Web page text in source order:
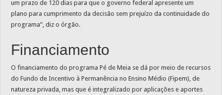
um prazo de 120 dias para que o governo federal apresente um
plano para cumprimento da decisão sem prejuízo da continuidade do
programa”, diz o órgão.
Financiamento
O financiamento do programa Pé de Meia se dá por meio de recursos
do Fundo de Incentivo à Permanência no Ensino Médio (Fipem), de
natureza privada, mas que é integralizado por aplicações e aportes